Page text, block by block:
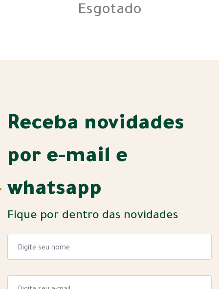
Esgotado
Receba novidades
por e-mail e
whatsapp
Fique por dentro das novidades